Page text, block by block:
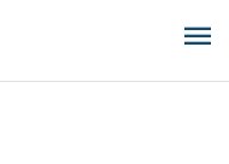
menu